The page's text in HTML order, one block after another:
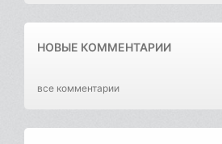
НОВЫЕ КОММЕНТАРИИ
все комментарии